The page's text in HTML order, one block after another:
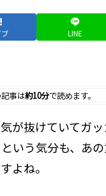
LINE
事は約10分で読めます。
が抜けていてガ
いう気分も、あ
よね。